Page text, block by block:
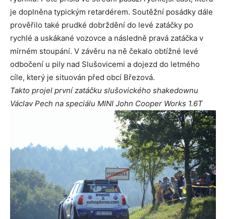
je doplněna typickým retardérem. Soutěžní posádky dále
prověřilo také prudké dobrždění do levé zatáčky po
rychlé a uskákané vozovce a následně pravá zatáčka v
mírném stoupání. V závěru na ně čekalo obtížné levé
odbočení u pily nad Slušovicemi a dojezd do letmého
cíle, který je situován před obcí Březová.
Takto projel první zatáčku slušovického shakedownu
Václav Pech na speciálu MINI John Cooper Works 1.6T